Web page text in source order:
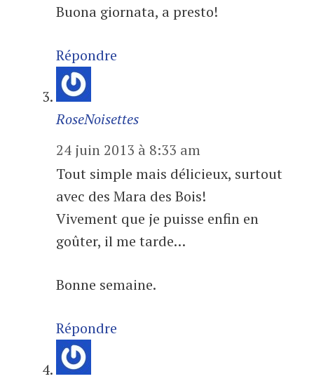
Buona giornata, a presto!
Répondre
RoseNoisettes
24 juin 2013 à 8:33 am
Tout simple mais délicieux, surtout
avec des Mara des Bois!
Vivement que je puisse enfin en
goûter, il me tarde…
Bonne semaine.
Répondre